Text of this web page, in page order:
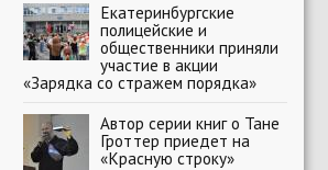
Екатеринбургские
полицейские и
общественники приняли
участие в акции
«Зарядка со стражем порядка»
Автор серии книг о Тане
Гроттер приедет на
«Красную строку»